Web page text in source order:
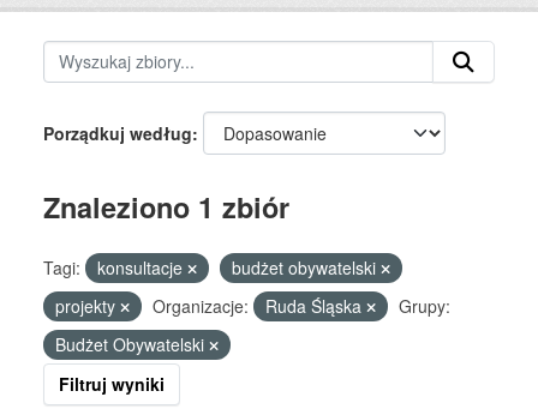
Porządkuj według
Znaleziono 1 zbiór
Tagi: konsultacje
budżet obywatelski
projekty
Organizacje: Ruda Śląska
Grupy:
Budżet Obywatelski
Filtruj wyniki